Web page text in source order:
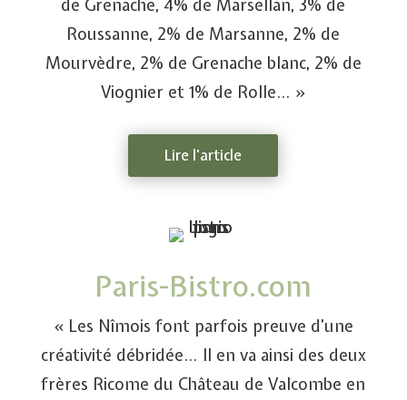
de Grenache, 4% de Marsellan, 3% de
Roussanne, 2% de Marsanne, 2% de
Mourvèdre, 2% de Grenache blanc, 2% de
Viognier et 1% de Rolle… »
Lire l'article
Paris-Bistro.com
« Les Nîmois font parfois preuve d’une
créativité débridée… Il en va ainsi des deux
frères Ricome du Château de Valcombe en